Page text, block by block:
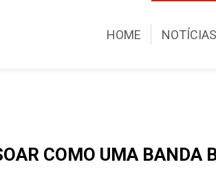
HOME NOTÍCIAS
COMO UMA BANDA